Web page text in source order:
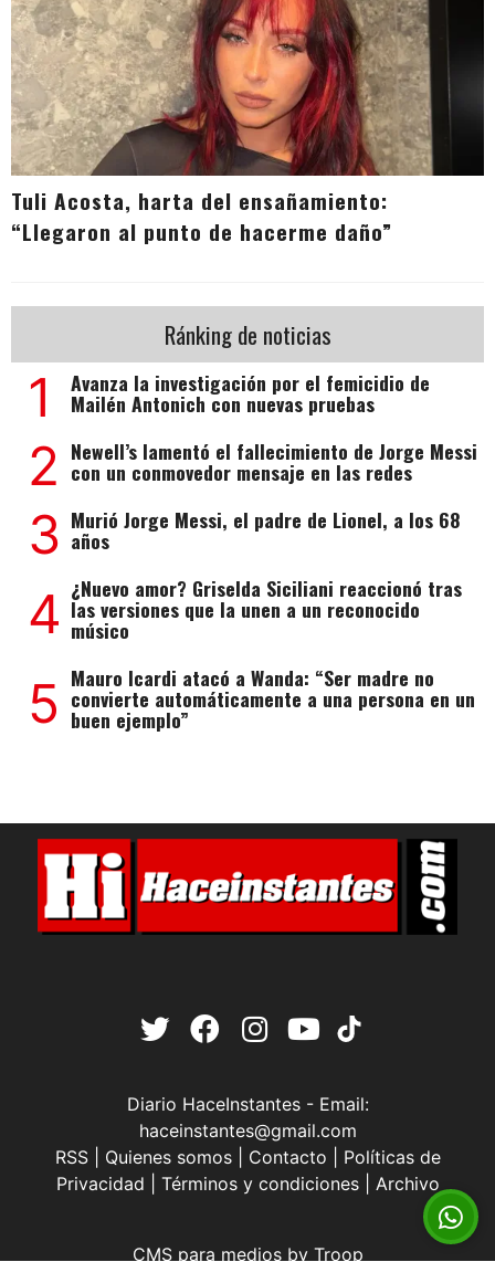
Tuli Acosta, harta del ensañamiento:
“Llegaron al punto de hacerme daño”
Ránking de noticias
1 Avanza la investigación por el femicidio de
Mailén Antonich con nuevas pruebas
2 Newell’s lamentó el fallecimiento de Jorge Messi
con un conmovedor mensaje en las redes
3 Murió Jorge Messi, el padre de Lionel, a los 68
años
4 ¿Nuevo amor? Griselda Siciliani reaccionó tras
las versiones que la unen a un reconocido
músico
5 Mauro Icardi atacó a Wanda: “Ser madre no
convierte automáticamente a una persona en un
buen ejemplo”
Diario HaceInstantes - Email:
haceinstantes@gmail.com
RSS| Quienes somos| Contacto
Políticas de
Privacidad
Términos y condiciones| Archivo
CMS para mediosby Troop